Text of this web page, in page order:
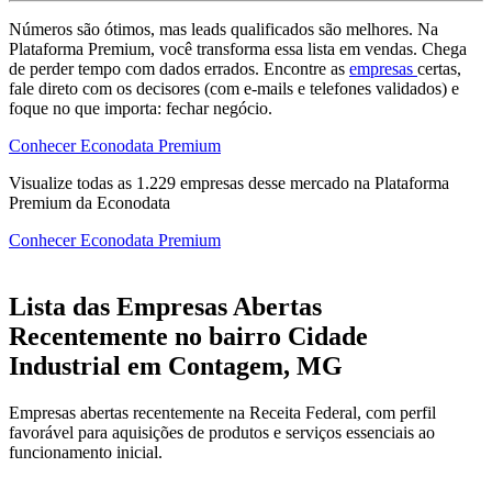
Números são ótimos, mas leads qualificados são melhores. Na
Plataforma Premium, você transforma essa lista em vendas. Chega
de perder tempo com dados errados. Encontre as empresas certas,
fale direto com os decisores (com e-mails e telefones validados) e
foque no que importa: fechar negócio.
Conhecer Econodata Premium
Visualize todas as 1.229 empresas desse mercado na Plataforma
Premium da Econodata
Conhecer Econodata Premium
Lista das Empresas Abertas
Recentemente no bairro Cidade
Industrial em Contagem, MG
Empresas abertas recentemente na Receita Federal, com perfil
favorável para aquisições de produtos e serviços essenciais ao
funcionamento inicial.